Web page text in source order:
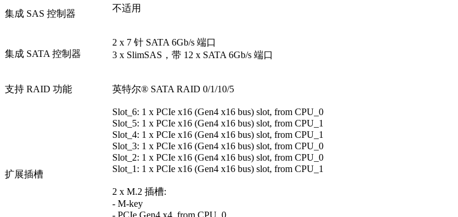
集成 SAS 控制器
不适用
集成 SATA 控制器
2 x 7 针 SATA 6Gb/s 端口
3 x SlimSAS，带 12 x SATA 6Gb/s 端口
支持 RAID 功能 英特尔® SATA RAID 0/1/10/5
扩展插槽
Slot_6: 1 x PCIe x16 (Gen4 x16 bus) slot, from CPU_0
Slot_5: 1 x PCIe x16 (Gen4 x16 bus) slot, from CPU_1
Slot_4: 1 x PCIe x16 (Gen4 x16 bus) slot, from CPU_1
Slot_3: 1 x PCIe x16 (Gen4 x16 bus) slot, from CPU_0
Slot_2: 1 x PCIe x16 (Gen4 x16 bus) slot, from CPU_0
Slot_1: 1 x PCIe x16 (Gen4 x16 bus) slot, from CPU_1
2 x M.2 插槽:
- M-key